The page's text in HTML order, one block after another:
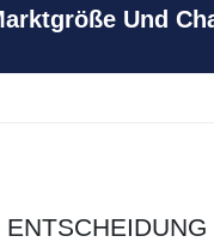
Und